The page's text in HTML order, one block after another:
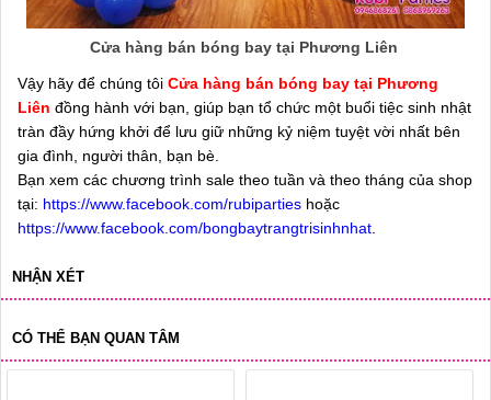
Cửa hàng bán bóng bay tại Phương Liên
Vậy hãy để chúng tôi Cửa hàng bán bóng bay tại Phương
Liên đồng hành với bạn, giúp bạn tổ chức một buổi tiệc sinh nhật
tràn đầy hứng khởi để lưu giữ những kỷ niệm tuyệt vời nhất bên
gia đình, người thân, bạn bè.
Bạn xem các chương trình sale theo tuần và theo tháng của shop
tại: https://www.facebook.com/rubiparties hoặc
https://www.facebook.com/bongbaytrangtrisinhnhat
NHẬN XÉT
CÓ THỂ BẠN QUAN TÂM